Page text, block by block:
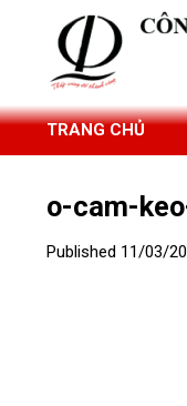
TRANG CHỦ
o-cam-
Published 11/03/